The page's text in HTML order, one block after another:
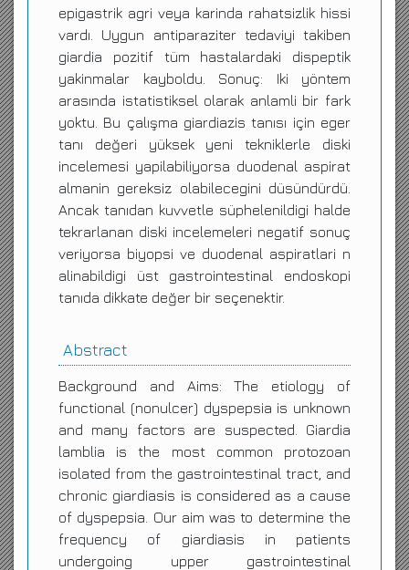
epigastrik agri veya karinda rahatsizlik hissi
vardı. Uygun antiparaziter tedaviyi takiben
giardia pozitif tüm hastalardaki dispeptik
yakinmalar kayboldu. Sonuç: Iki yöntem
arasında istatistiksel olarak anlamli bir fark
yoktu. Bu çalışma giardiazis tanısı için eger
tanı değeri yüksek yeni tekniklerle diski
incelemesi yapilabiliyorsa duodenal aspirat
almanin gereksiz olabilecegini düsündürdü.
Ancak tanıdan kuvvetle süphelenildigi halde
tekrarlanan diski incelemeleri negatif sonuç
veriyorsa biyopsi ve duodenal aspiratlari n
alinabildigi üst gastrointestinal endoskopi
tanıda dikkate değer bir seçenektir.
Abstract
Background and Aims: The etiology of
functional (nonulcer) dyspepsia is unknown
and many factors are suspected. Giardia
lamblia is the most common protozoan
isolated from the gastrointestinal tract, and
chronic giardiasis is considered as a cause
of dyspepsia. Our aim was to determine the
frequency of giardiasis in patients
undergoing upper gastrointestinal